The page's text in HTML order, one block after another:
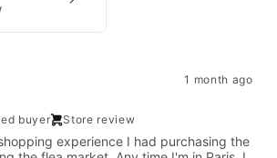
1 month ago
buyer Store review
experience I had purchasing the